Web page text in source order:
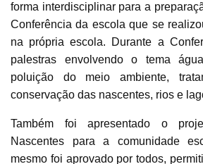
forma interdisciplinar para a
Conferência da escola que se
na própria escola. Durante a
palestras envolvendo o tema
poluição do meio ambiente,
conservação das nascentes, rios e
Também foi apresentado o
Nascentes para a comunidade
mesmo foi aprovado por todos,